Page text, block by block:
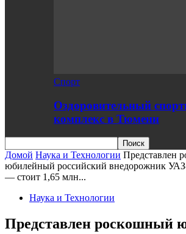
Спорт
Оздоровительный
комплекс в Тюмени
Домой Наука и Технологии Представлен
юбилейный российский внедорожник
— стоит 1,65 млн...
Наука и Технологии
Представлен роскошный